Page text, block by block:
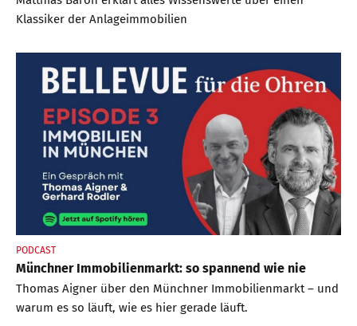
Klassiker der Anlageimmobilien
PODCAST
Münchner Immobilienmarkt: so spannend wie nie
Thomas Aigner über den Münchner Immobilienmarkt – und
warum es so läuft, wie es hier gerade läuft.